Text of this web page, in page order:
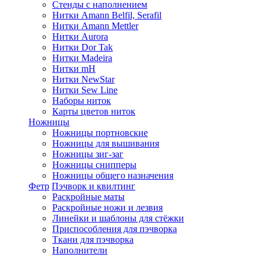
Стенды с наполнением
Нитки Amann Belfil, Serafil
Нитки Amann Mettler
Нитки Aurora
Нитки Dor Tak
Нитки Madeira
Нитки mH
Нитки NewStar
Нитки Sew Line
Наборы ниток
Карты цветов ниток
Ножницы
Ножницы портновские
Ножницы для вышивания
Ножницы зиг-заг
Ножницы снипперы
Ножницы общего назначения
Фетр Пэчворк и квилтинг
Раскройные маты
Раскройные ножи и лезвия
Линейки и шаблоны для стёжки
Приспособления для пэчворка
Ткани для пэчворка
Наполнители